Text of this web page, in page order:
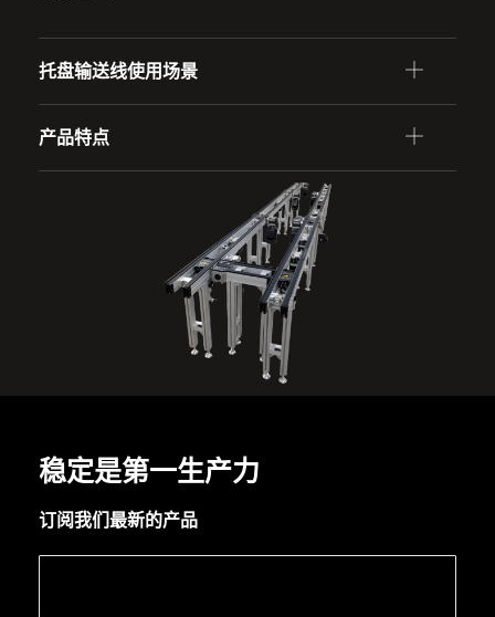
托盘输送线使用场景
产品特点
稳定是第一生产力
订阅我们最新的产品